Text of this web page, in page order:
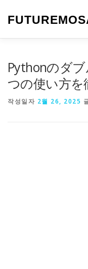
Pythonのダ
つの使い方を
작성일자 2월 26, 2025